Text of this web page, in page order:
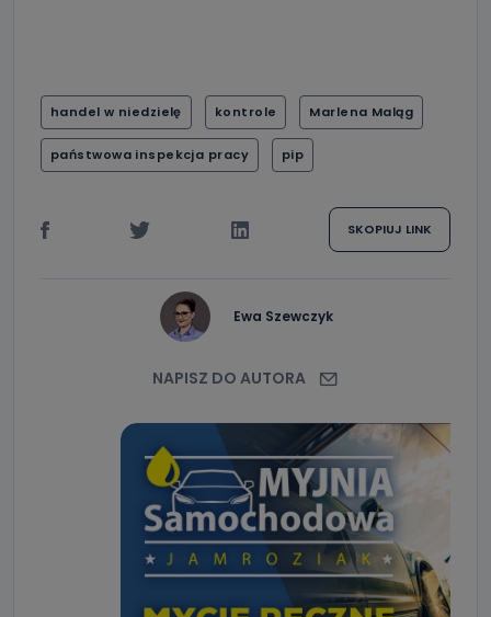
handel w niedzielę kontrole Marlena Maląg
państwowa inspekcja pracy pip
SKOPIUJ LINK
Ewa Szewczyk
NAPISZ DO AUTORA